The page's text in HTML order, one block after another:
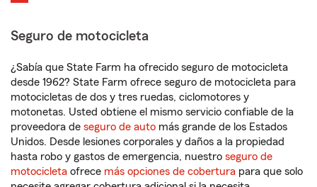
Seguro de motocicleta
¿Sabía que State Farm ha ofrecido seguro de motocicleta
desde 1962? State Farm ofrece seguro de motocicleta para
motocicletas de dos y tres ruedas, ciclomotores y
motonetas. Usted obtiene el mismo servicio confiable de la
proveedora de seguro de auto más grande de los Estados
Unidos. Desde lesiones corporales y daños a la propiedad
hasta robo y gastos de emergencia, nuestro seguro de
motocicleta ofrece más opciones de cobertura para que solo